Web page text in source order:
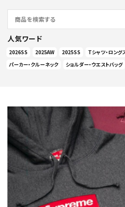
人気ワード
2026SS 2025AW 2025SS Tシャツ・ロング
パーカー・クルーネック
ショルダー・ウエストバッグ